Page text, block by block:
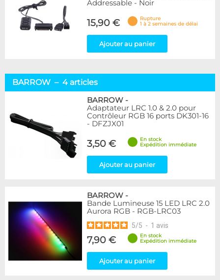
Addressable - Noir
15,90 €
Rupture
1 à 2 semaines de délai
Ajouter au panier
BARROW – 4 articles
BARROW -
Adaptateur LRC 1.0 & 2.0 pour
Contrôleur RGB 16 ports DK301-16
- DFZJX01
3,50 €
En stock
Expédition immédiate
Ajouter au panier
BARROW -
Bande Lumineuse 15 LED LRC 2.0
Aurora RGB - RGB-LRC03
5/5 - 1 avis
7,90 €
En stock
Expédition immédiate
Ajouter au panier